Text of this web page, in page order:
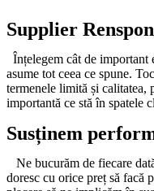
Supplier
Înțelegem cât de important
asume tot ceea ce spune.
termenele limită și calitatea,
importantă ce stă în spatele
Susținem
Ne bucurăm de fiecare
doresc cu orice preț să facă